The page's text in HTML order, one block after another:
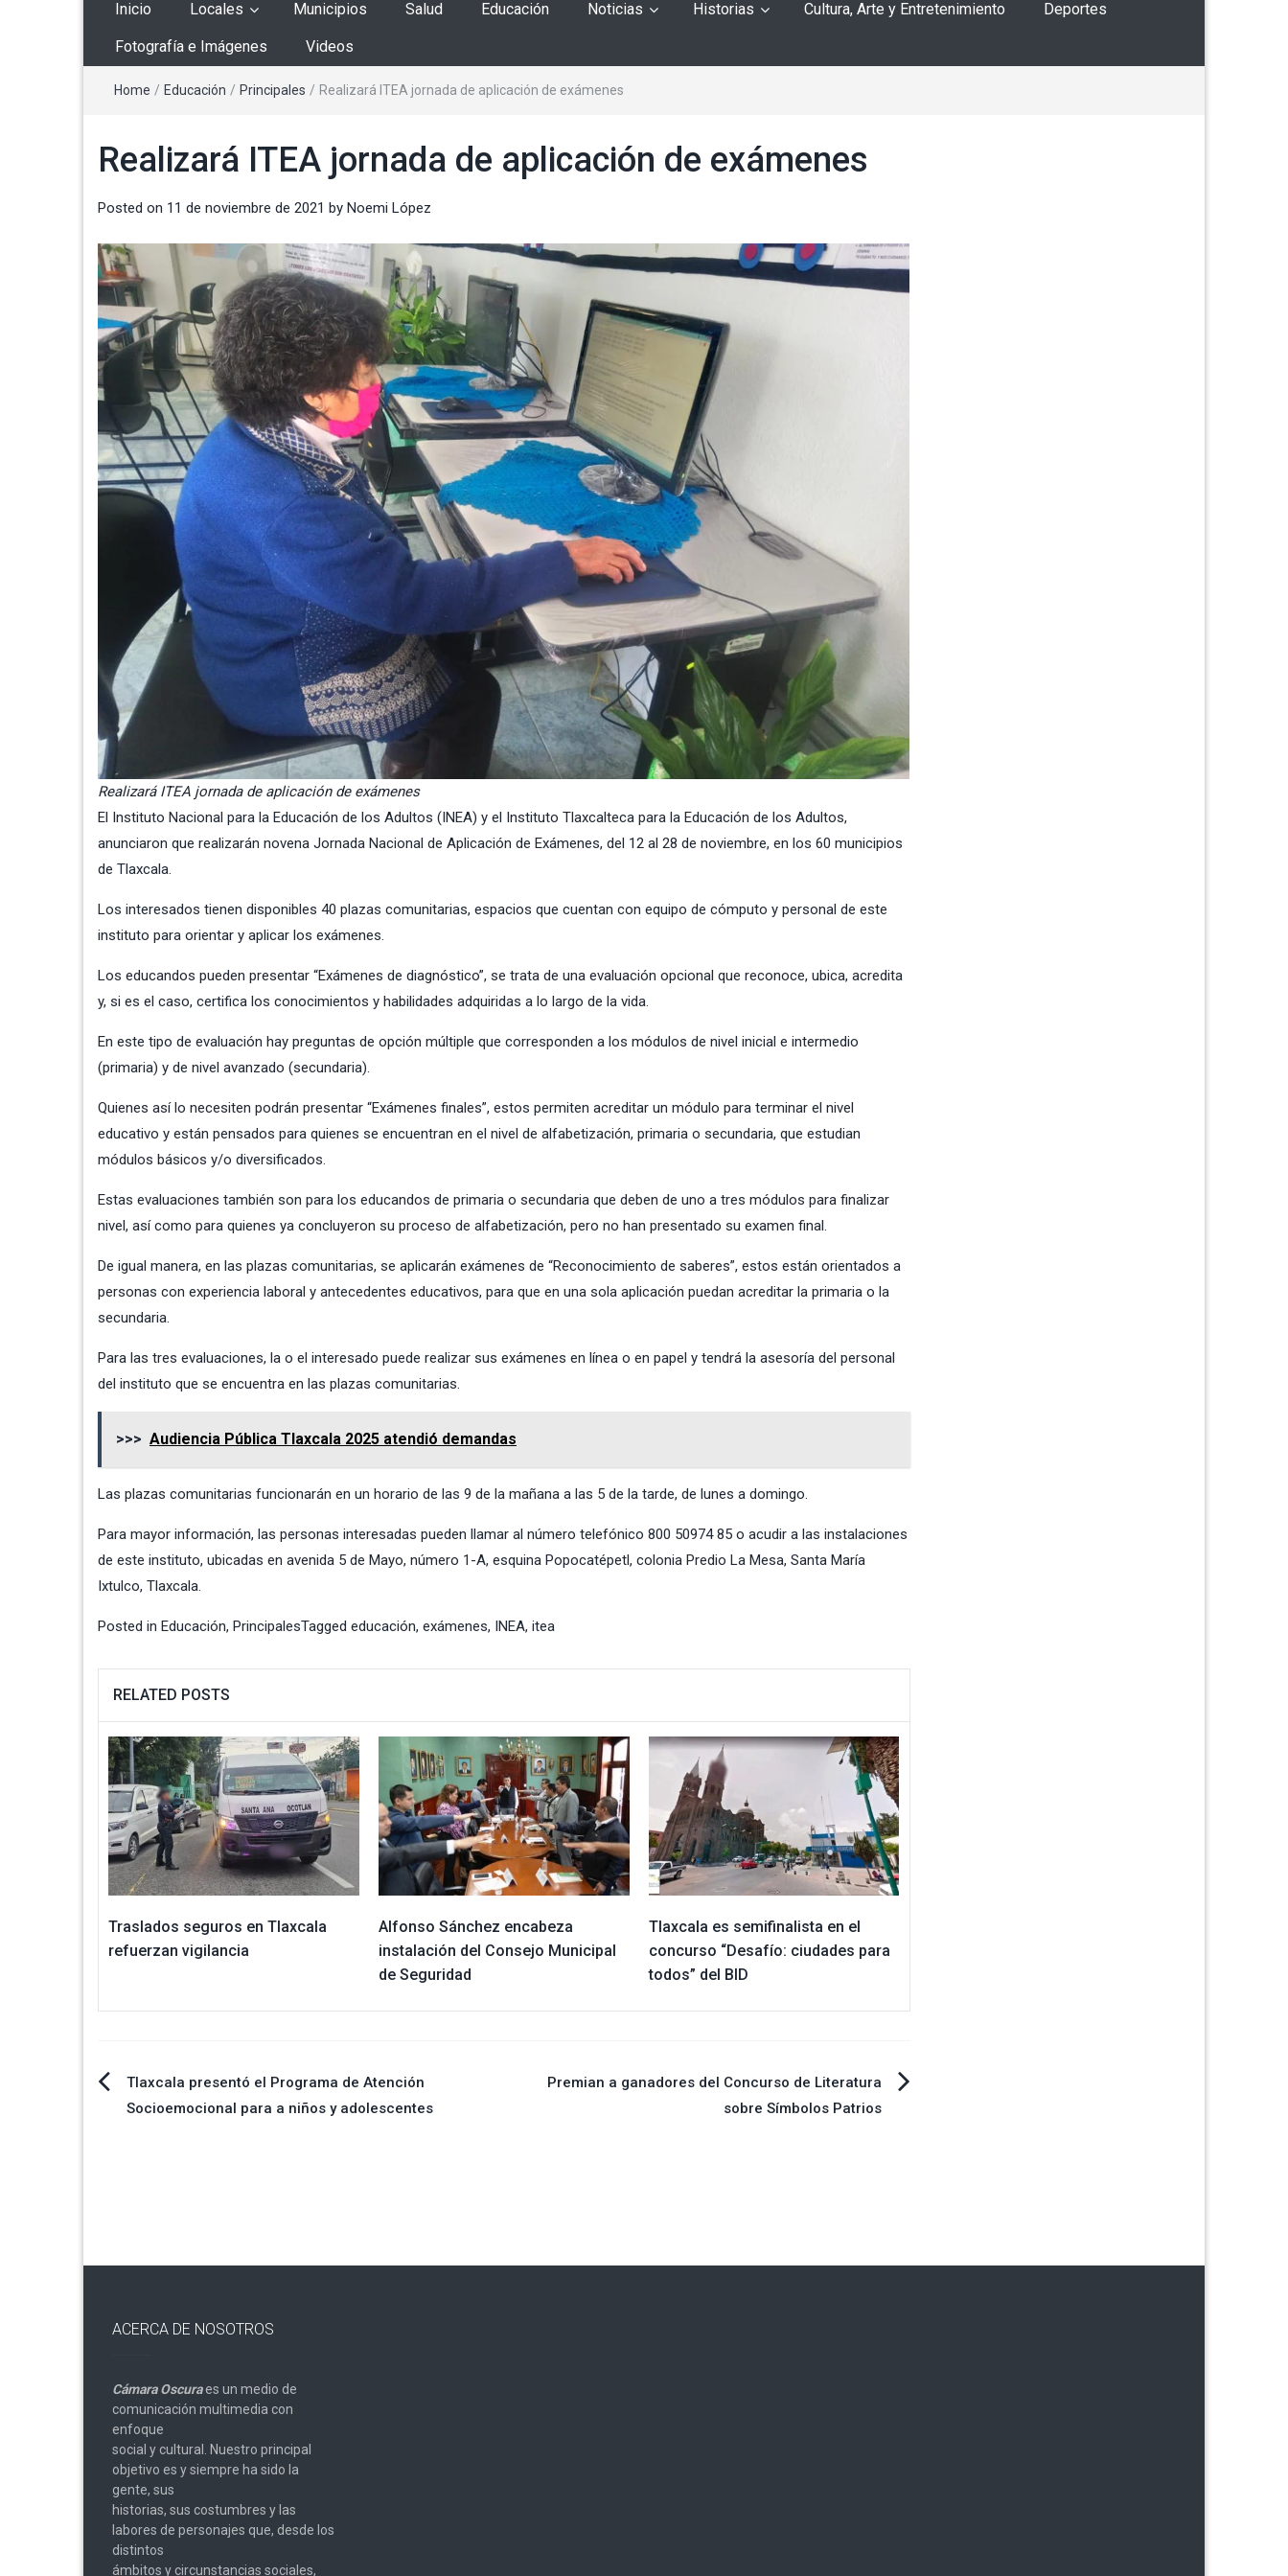
Inicio Locales Municipios Salud Educación Noticias Historias Cultura, Arte y Entretenimiento Deportes
Fotografía e Imágenes Videos
Home / Educación / Principales / Realizará ITEA jornada de aplicación de exámenes
Realizará ITEA jornada de aplicación de exámenes
Posted on 11 de noviembre de 2021 by Noemi López
Realizará ITEA jornada de aplicación de exámenes
El Instituto Nacional para la Educación de los Adultos (INEA) y el Instituto Tlaxcalteca para la Educación de los Adultos,
anunciaron que realizarán novena Jornada Nacional de Aplicación de Exámenes, del 12 al 28 de noviembre, en los 60 municipios
de Tlaxcala.
Los interesados tienen disponibles 40 plazas comunitarias, espacios que cuentan con equipo de cómputo y personal de este
instituto para orientar y aplicar los exámenes.
Los educandos pueden presentar “Exámenes de diagnóstico”, se trata de una evaluación opcional que reconoce, ubica, acredita
y, si es el caso, certifica los conocimientos y habilidades adquiridas a lo largo de la vida.
En este tipo de evaluación hay preguntas de opción múltiple que corresponden a los módulos de nivel inicial e intermedio
(primaria) y de nivel avanzado (secundaria).
Quienes así lo necesiten podrán presentar “Exámenes finales”, estos permiten acreditar un módulo para terminar el nivel
educativo y están pensados para quienes se encuentran en el nivel de alfabetización, primaria o secundaria, que estudian
módulos básicos y/o diversificados.
Estas evaluaciones también son para los educandos de primaria o secundaria que deben de uno a tres módulos para finalizar
nivel, así como para quienes ya concluyeron su proceso de alfabetización, pero no han presentado su examen final.
De igual manera, en las plazas comunitarias, se aplicarán exámenes de “Reconocimiento de saberes”, estos están orientados a
personas con experiencia laboral y antecedentes educativos, para que en una sola aplicación puedan acreditar la primaria o la
secundaria.
Para las tres evaluaciones, la o el interesado puede realizar sus exámenes en línea o en papel y tendrá la asesoría del personal
del instituto que se encuentra en las plazas comunitarias.
>>> Audiencia Pública Tlaxcala 2025 atendió demandas
Las plazas comunitarias funcionarán en un horario de las 9 de la mañana a las 5 de la tarde, de lunes a domingo.
Para mayor información, las personas interesadas pueden llamar al número telefónico 800 50974 85 o acudir a las instalaciones
de este instituto, ubicadas en avenida 5 de Mayo, número 1-A, esquina Popocatépetl, colonia Predio La Mesa, Santa María
Ixtulco, Tlaxcala.
Posted in Educación, PrincipalesTagged educación, exámenes, INEA, itea
RELATED POSTS
Traslados seguros en Tlaxcala
refuerzan vigilancia
Alfonso Sánchez encabeza
instalación del Consejo Municipal
de Seguridad
Tlaxcala es semifinalista en el
concurso “Desafío: ciudades para
todos” del BID
Navegación
Tlaxcala presentó el Programa de Atención
Socioemocional para a niños y adolescentes
Premian a ganadores del Concurso de Literatura
sobre Símbolos Patrios
ACERCA DE NOSOTROS
Cámara Oscuraes un medio de
comunicación multimedia con
enfoque
social y cultural. Nuestro principal
objetivo es y siempre ha sido la
gente, sus
historias, sus costumbres y las
labores de personajes que, desde los
distintos
ámbitos y circunstancias sociales,